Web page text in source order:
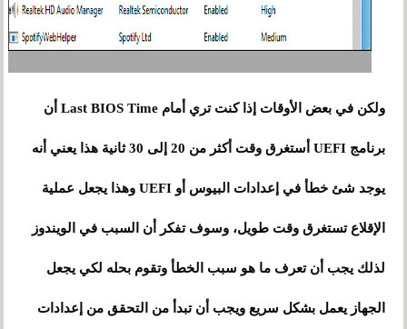
ولكن في بعض الأوقات إذا كنت تري أمام Last BIOS Time أن
برنامج UEFI أستغرق وقت أكثر من 20 إلى 30 ثانية هذا يعني أنه
يوجد شئ خطأ في إعدادات البيوس أو UEFI وهذا يجعل عملية
الإقلاع تستغرق وقت طويل، وسوف تفكر أن السبب في الويندوز
لذلك يجب أن تعرف ما هو سبب الخطأ وتقوم بحله لكي يجعل
الجهاز يعمل بشكل سريع ويجب أن تبدأ من التحقق من إعدادات